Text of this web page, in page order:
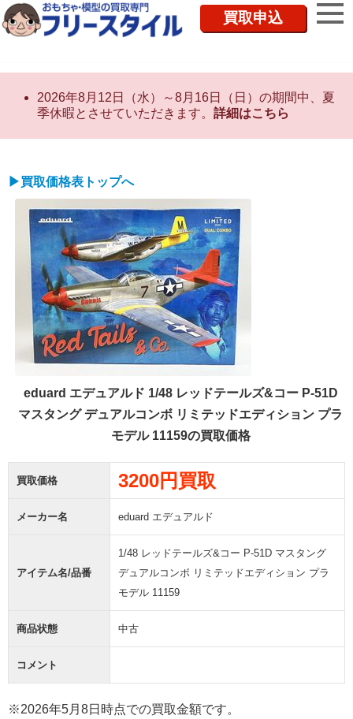
買取申込
2026年8月12日（水）～8月16日（日）の期間中、夏
季休暇とさせていただきます。 詳細はこちら
▶買取価格表トップへ
eduard エデュアルド 1/48 レッドテールズ&コー P-51D
マスタング デュアルコンボ リミテッドエディション プラ
モデル 11159の買取価格
買取価格 3200円買取
メーカー名 eduard エデュアルド
アイテム名/品番
1/48 レッドテールズ&コー P-51D マスタング
デュアルコンボ リミテッドエディション プラ
モデル 11159
商品状態 中古
コメント
※2026年5月8日時点での買取金額です。